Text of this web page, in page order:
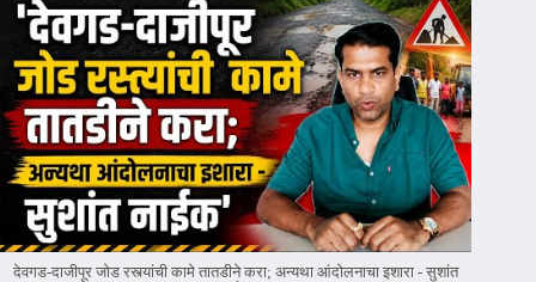
देवगड-दाजीपूर जोड रस्त्यांची कामे तातडीने करा; अन्यथा आंदोलनाचा इशारा - सुशांत